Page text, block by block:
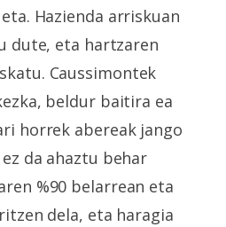
Hazienda arriskuan
dute, eta hartzaren
Caussimontek
beldur baitira ea
horrek abereak jango
da ahaztu behar
%90 belarrean eta
dela, eta haragia